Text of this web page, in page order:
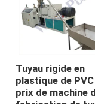
Machine
Chaîne de
Tuyau rigide en
plastique de
prix de machine